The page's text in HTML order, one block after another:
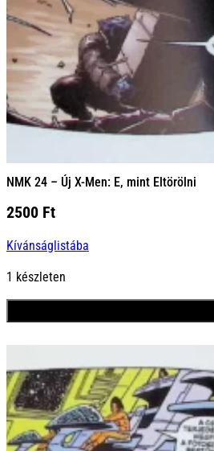
NMK 24 – Új X-Men: E, mint Eltörölni
2500 Ft
Kívánságlistába
1 készleten